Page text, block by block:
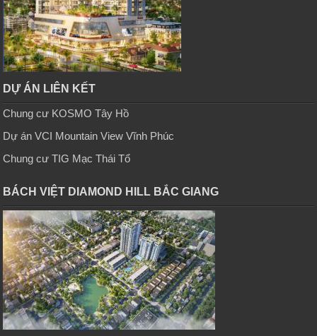
DỰ ÁN LIÊN KẾT
Chung cư KOSMO Tây Hồ
Dự án VCI Mountain View Vĩnh Phúc
Chung cư TIG Mạc Thái Tổ
BÁCH VIỆT DIAMOND HILL BẮC GIANG